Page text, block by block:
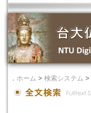
． ホーム > 検索システム >